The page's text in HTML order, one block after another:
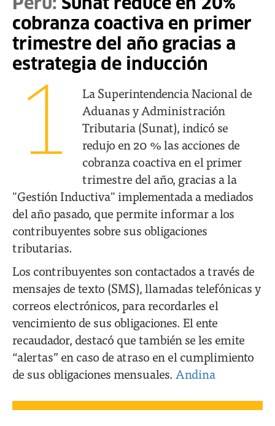
Perú: Sunat reduce en 20%
cobranza coactiva en primer
trimestre del año gracias a
estrategia de inducción
1
La Superintendencia Nacional de
Aduanas y Administración
Tributaria (Sunat), indicó se
redujo en 20 % las acciones de
cobranza coactiva en el primer
trimestre del año, gracias a la
"Gestión Inductiva" implementada a mediados
del año pasado, que permite informar a los
contribuyentes sobre sus obligaciones
tributarias.
Los contribuyentes son contactados a través de
mensajes de texto (SMS), llamadas telefónicas y
correos electrónicos, para recordarles el
vencimiento de sus obligaciones. El ente
recaudador, destacó que también se les emite
“alertas” en caso de atraso en el cumplimiento
de sus obligaciones mensuales. Andina